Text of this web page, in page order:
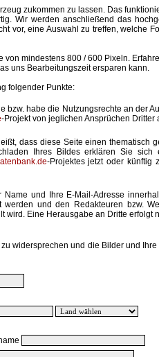
zukommen zu lassen. Das
Wir werden anschließend das
vor, eine Auswahl zu treffen, welche
mindestens 800 / 600 Pixeln.
uns Bearbeitungszeit ersparen kann.
folgender Punkte:
bzw. habe die Nutzungsrechte an der
-Projekt von jeglichen Ansprüchen Dritter
dass diese Seite einen thematisch
Ihres Bildes erklären Sie sich
-Projektes jetzt oder künftig
und Ihre E-Mail-Adresse
und den Redakteuren bzw.
wird. Eine Herausgabe an Dritte erfolgt
widersprechen und die Bilder und